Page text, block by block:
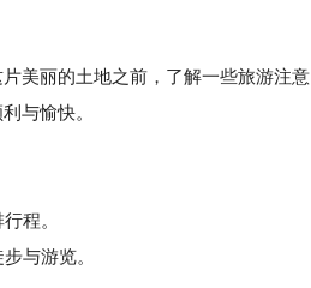
美丽的土地之前，了解一些旅游注意
与愉快。
程。
与游览。